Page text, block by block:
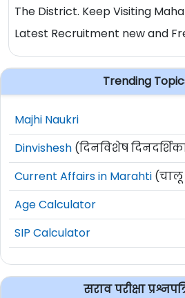
The District. Keep Visiting
Latest Recruitment new and
Trending
Majhi Naukri
Dinvishesh (दिनविशेष
Current Affairs in Marahti (चालू
Age Calculator
SIP Calculator
सराव परीक्षा